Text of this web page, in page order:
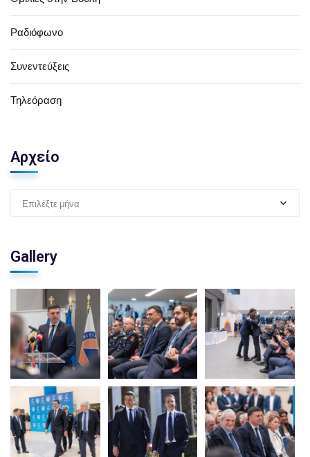
Ραδιόφωνο
Συνεντεύξεις
Τηλεόραση
Αρχείο
Επιλέξτε μήνα
Gallery